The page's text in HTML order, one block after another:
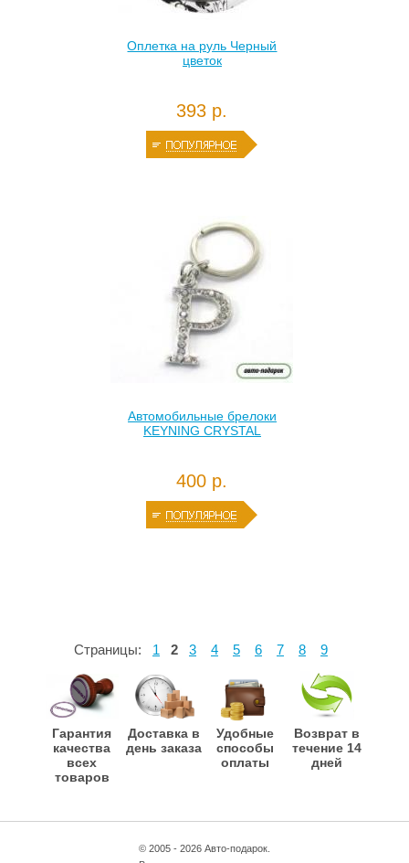
Оплетка на руль Черный
цветок
393 р.
Автомобильные брелоки
KEYNING CRYSTAL
400 р.
Страницы: 1 2 3 4 5 6 7 8 9
Гарантия
качества
всех
товаров
Доставка в
день заказа
Удобные
способы
оплаты
Возврат в
течение 14
дней
© 2005 - 2026 Авто-подарок.